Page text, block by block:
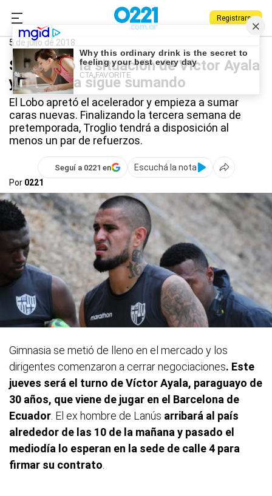
Registrarse
0221.com.ar
Gimnasia
5 de julio de 2018
Se definió la situación de Víctor Ayala
y Gimnasia sigue sumando
El Lobo apretó el acelerador y empieza a sumar
caras nuevas. Finalizando la tercera semana de
pretemporada, Troglio tendrá a disposición al
menos un par de refuerzos.
Seguí a 0221 en
Escuchá la nota
Por 0221
Gimnasia se metió de lleno en el mercado y los
dirigentes comenzaron a cerrar negociaciones. Este
jueves será el turno de Víctor Ayala, paraguayo de
30 años, que viene de jugar en el Barcelona de
Ecuador . El ex hombre de Lanús arribará al país
alrededor de las 10 de la mañana y pasado el
mediodía lo esperan en la sede de calle 4 para
firmar su contrato